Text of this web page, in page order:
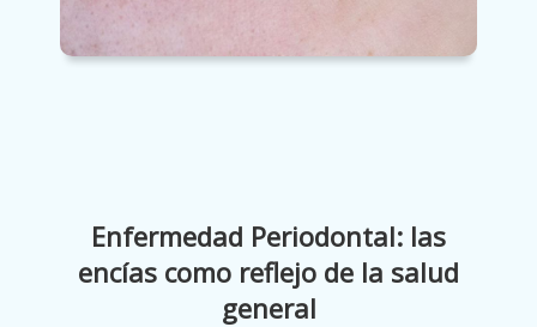
Enfermedad Periodontal: las
encías como reflejo de la salud
general